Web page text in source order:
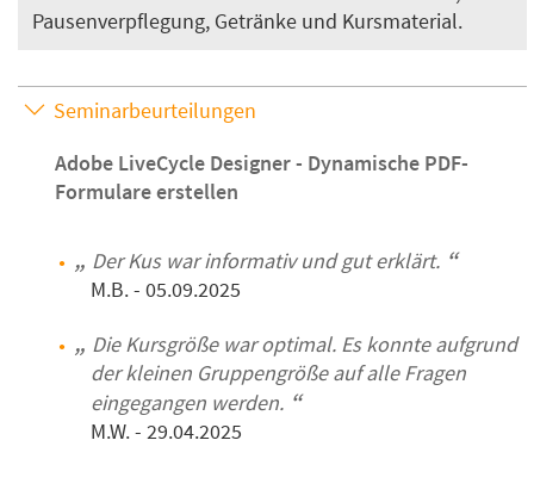
Pausenverpflegung, Getränke und Kursmaterial.
Seminarbeurteilungen
Adobe LiveCycle Designer - Dynamische PDF-
Formulare erstellen
Der Kus war informativ und gut erklärt.
M.B.- 05.09.2025
Die Kursgröße war optimal. Es konnte aufgrund
der kleinen Gruppengröße auf alle Fragen
eingegangen werden.
M.W.- 29.04.2025